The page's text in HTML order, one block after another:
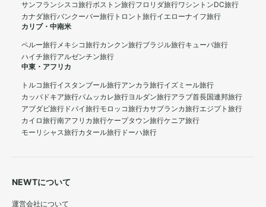
サンフランシスコ旅行ボストン旅行フロリダ旅行ワシントンDC旅行
カナダ旅行バンクーバー旅行 トロント旅行イエローナイフ旅行
カリブ・中南米
ペルー旅行メキシコ旅行カンクン旅行ブラジル旅行キューバ旅行
ハイチ旅行アルゼンチン旅行
中東・アフリカ
トルコ旅行イスタンブール旅行アンカラ旅行イズミール旅行
カッパドキア旅行パムッカレ旅行ヨルダン旅行アラブ首長国連邦旅行
アブダビ旅行 ドバイ旅行モロッコ旅行カサブランカ旅行エジプト旅行
カイロ旅行南アフリカ旅行ケープタウン旅行ケニア旅行
モーリシャス旅行カタール旅行 ドーハ旅行
NEWTについて
運営会社について